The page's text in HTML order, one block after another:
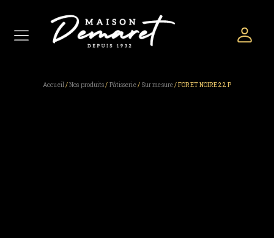
Accueil/Nos produits/ Pâtisserie/ Sur mesure/ FORET NOIRE 22 P